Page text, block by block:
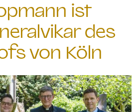
ist
des
von Köln